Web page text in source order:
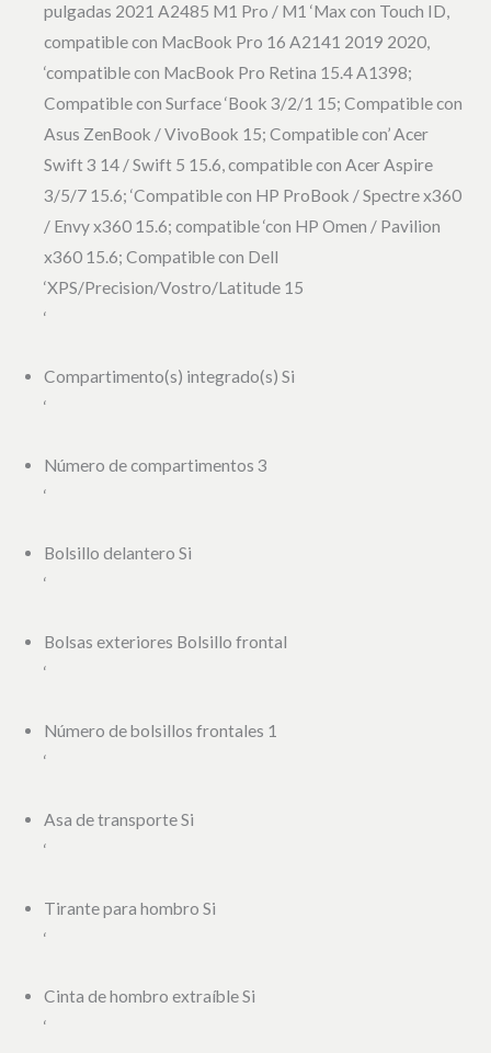
pulgadas 2021 A2485 M1 Pro / M1 ‘Max con Touch ID,
compatible con MacBook Pro 16 A2141 2019 2020,
‘compatible con MacBook Pro Retina 15.4 A1398;
Compatible con Surface ‘Book 3/2/1 15; Compatible con
Asus ZenBook / VivoBook 15; Compatible con’ Acer
Swift 3 14 / Swift 5 15.6, compatible con Acer Aspire
3/5/7 15.6; ‘Compatible con HP ProBook / Spectre x360
/ Envy x360 15.6; compatible ‘con HP Omen / Pavilion
x360 15.6; Compatible con Dell
‘XPS/Precision/Vostro/Latitude 15
‘
Compartimento(s) integrado(s) Si
‘
Número de compartimentos 3
‘
Bolsillo delantero Si
‘
Bolsas exteriores Bolsillo frontal
‘
Número de bolsillos frontales 1
‘
Asa de transporte Si
‘
Tirante para hombro Si
‘
Cinta de hombro extraíble Si
‘